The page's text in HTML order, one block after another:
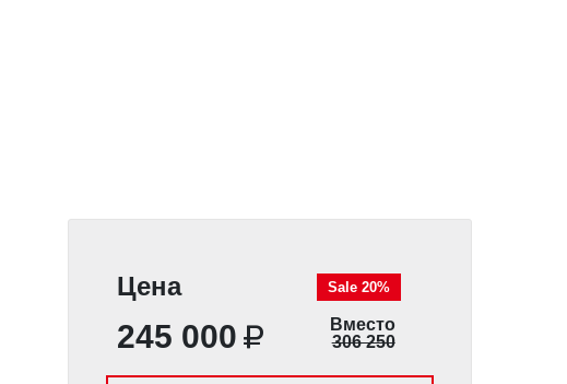
Цена
245 000
Sale 20%
Вместо
306 250